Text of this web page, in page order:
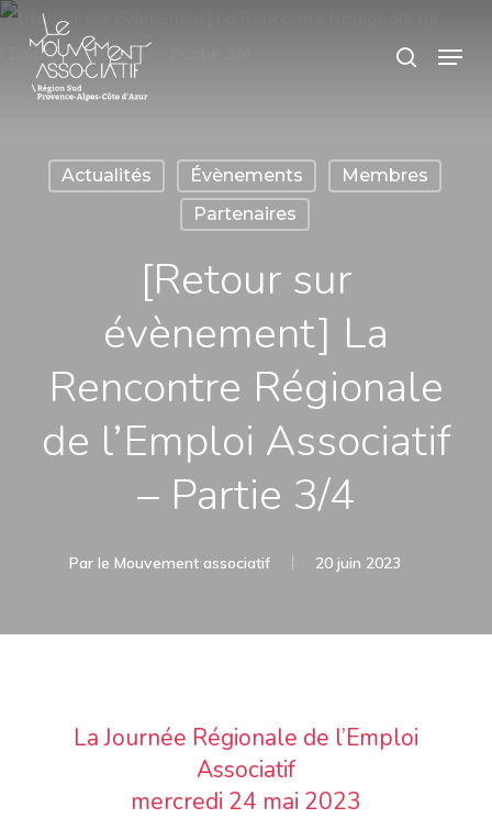
Skip
main
search
Menu
Actualités Évènements
Membres
Partenaires
[Retour sur
évènement] La
Rencontre Régionale
de l’Emploi Associatif
– Partie 3/4
Par le Mouvement associatif 20 juin 2023
La Journée Régionale de l’Emploi
Associatif
mercredi 24 mai 2023
Panneau de gestion des cookies